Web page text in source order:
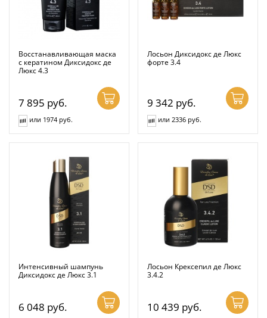
Восстанавливающая маска
с кератином Диксидокс де
Люкс 4.3
7 895 руб.
или 1974 руб.
Лосьон Диксидокс де Люкс
форте 3.4
9 342 руб.
или 2336 руб.
Интенсивный шампунь
Диксидокс де Люкс 3.1
6 048 руб.
Лосьон Крексепил де Люкс
3.4.2
10 439 руб.